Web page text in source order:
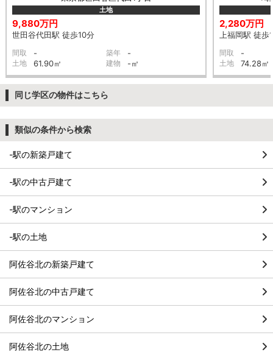
土地
9,880万円
世田谷代田駅 徒歩10分
間取 - 築年 -
土地 61.90㎡ 建物 -㎡
2,280万円
上福岡駅 徒歩
間取 -
土地 74.28㎡
同じ学区の物件はこちら
類似の条件から検索
-駅の新築戸建て
-駅の中古戸建て
-駅のマンション
-駅の土地
阿佐谷北の新築戸建て
阿佐谷北の中古戸建て
阿佐谷北のマンション
阿佐谷北の土地